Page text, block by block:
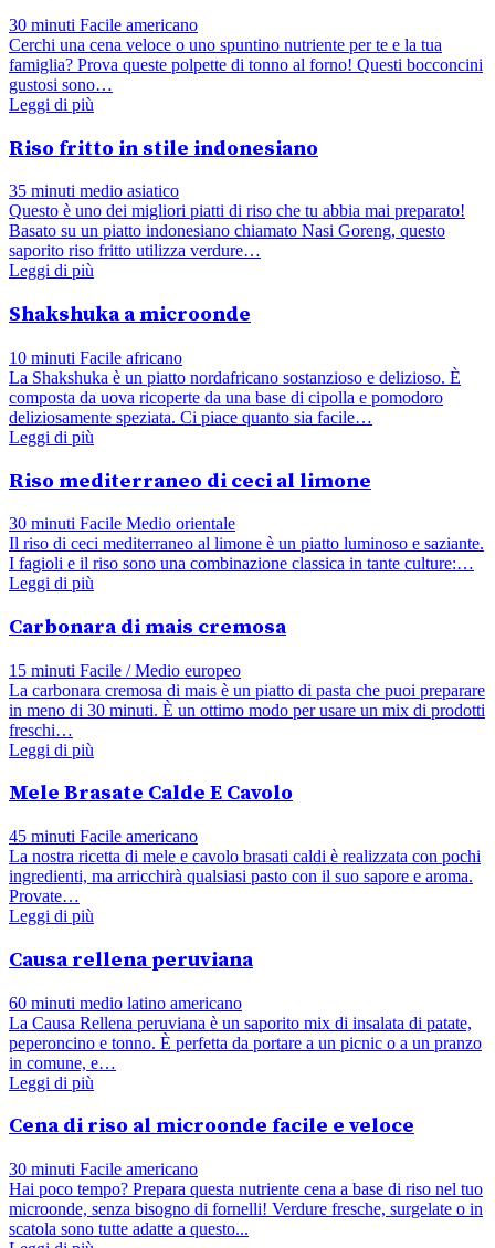
30 minuti Facile americano
Cerchi una cena veloce o uno spuntino nutriente per te e la tua
famiglia? Prova queste polpette di tonno al forno! Questi bocconcini
gustosi sono…
Leggi di più
Riso fritto in stile indonesiano
35 minuti medio asiatico
Questo è uno dei migliori piatti di riso che tu abbia mai preparato!
Basato su un piatto indonesiano chiamato Nasi Goreng, questo
saporito riso fritto utilizza verdure…
Leggi di più
Shakshuka a microonde
10 minuti Facile africano
La Shakshuka è un piatto nordafricano sostanzioso e delizioso. È
composta da uova ricoperte da una base di cipolla e pomodoro
deliziosamente speziata. Ci piace quanto sia facile…
Leggi di più
Riso mediterraneo di ceci al limone
30 minuti Facile Medio orientale
Il riso di ceci mediterraneo al limone è un piatto luminoso e saziante.
I fagioli e il riso sono una combinazione classica in tante culture:…
Leggi di più
Carbonara di mais cremosa
15 minuti Facile / Medio europeo
La carbonara cremosa di mais è un piatto di pasta che puoi preparare
in meno di 30 minuti. È un ottimo modo per usare un mix di prodotti
freschi…
Leggi di più
Mele Brasate Calde E Cavolo
45 minuti Facile americano
La nostra ricetta di mele e cavolo brasati caldi è realizzata con pochi
ingredienti, ma arricchirà qualsiasi pasto con il suo sapore e aroma.
Provate…
Leggi di più
Causa rellena peruviana
60 minuti medio latino americano
La Causa Rellena peruviana è un saporito mix di insalata di patate,
peperoncino e tonno. È perfetta da portare a un picnic o a un pranzo
in comune, e…
Leggi di più
Cena di riso al microonde facile e veloce
30 minuti Facile americano
Hai poco tempo? Prepara questa nutriente cena a base di riso nel tuo
microonde, senza bisogno di fornelli! Verdure fresche, surgelate o in
scatola sono tutte adatte a questo...